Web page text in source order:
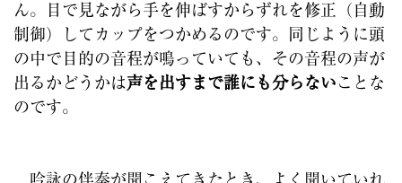
ん。目で見ながら手を伸ばすからずれを修正（自動
制御）してカップをつかめるのです。同じように頭
の中で目的の音程が鳴っていても、その音程の声が
出るかどうかは声を出すまで誰にも分らない ことな
のです。
吟詠の伴奏が聞こえてきたとき、よく聞いていれ